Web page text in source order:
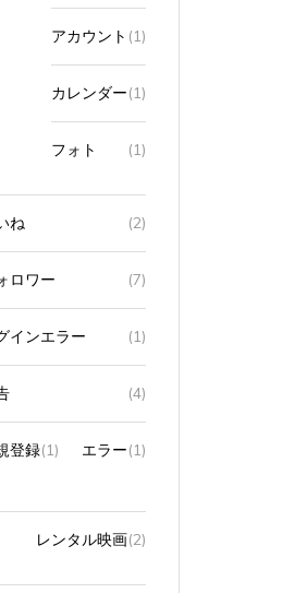
アカウント (1)
カレンダー(1)
フォト (1)
ね (2)
ロワー (7)
インエラー (1)
(4)
登録(1) エラー(1)
レンタル映画(2)